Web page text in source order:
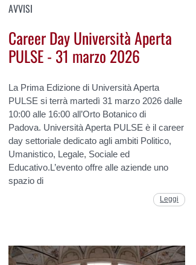
AVVISI
Career Day Università Aperta
PULSE - 31 marzo 2026
La Prima Edizione di Università Aperta
PULSE si terrà martedì 31 marzo 2026 dalle
10:00 alle 16:00 all’Orto Botanico di
Padova. Università Aperta PULSE è il career
day settoriale dedicato agli ambiti Politico,
Umanistico, Legale, Sociale ed
Educativo.L’evento offre alle aziende uno
spazio di
Leggi